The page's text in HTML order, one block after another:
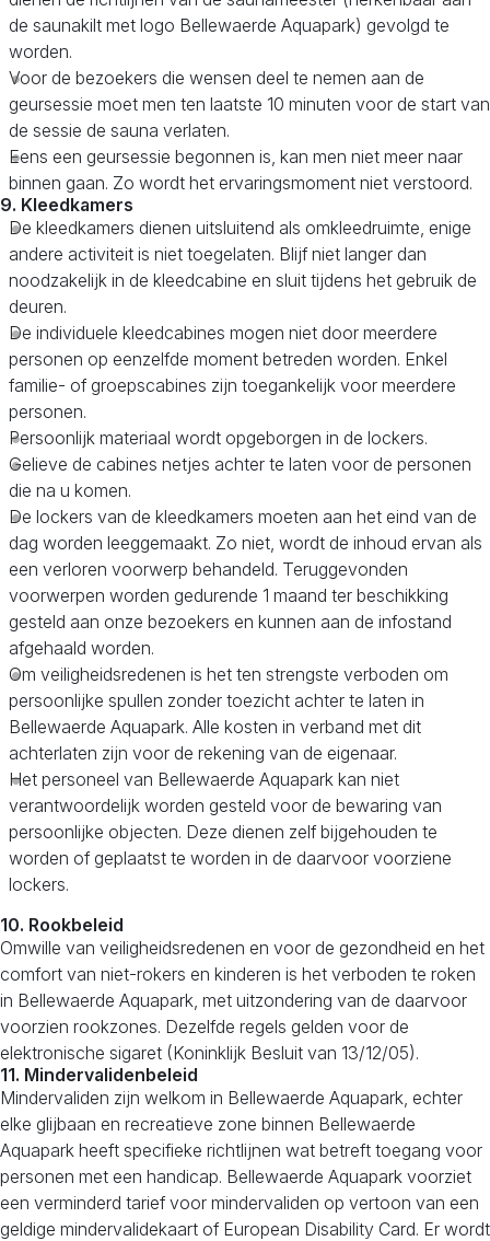
de saunakilt met logo Bellewaerde Aquapark) gevolgd te
worden.
Voor de bezoekers die wensen deel te nemen aan de
geursessie moet men ten laatste 10 minuten voor de start van
de sessie de sauna verlaten.
Eens een geursessie begonnen is, kan men niet meer naar
binnen gaan. Zo wordt het ervaringsmoment niet verstoord.
9. Kleedkamers
De kleedkamers dienen uitsluitend als omkleedruimte, enige
andere activiteit is niet toegelaten. Blijf niet langer dan
noodzakelijk in de kleedcabine en sluit tijdens het gebruik de
deuren.
De individuele kleedcabines mogen niet door meerdere
personen op eenzelfde moment betreden worden. Enkel
familie- of groepscabines zijn toegankelijk voor meerdere
personen.
Persoonlijk materiaal wordt opgeborgen in de lockers.
Gelieve de cabines netjes achter te laten voor de personen
die na u komen.
De lockers van de kleedkamers moeten aan het eind van de
dag worden leeggemaakt. Zo niet, wordt de inhoud ervan als
een verloren voorwerp behandeld. Teruggevonden
voorwerpen worden gedurende 1 maand ter beschikking
gesteld aan onze bezoekers en kunnen aan de infostand
afgehaald worden.
Om veiligheidsredenen is het ten strengste verboden om
persoonlijke spullen zonder toezicht achter te laten in
Bellewaerde Aquapark. Alle kosten in verband met dit
achterlaten zijn voor de rekening van de eigenaar.
Het personeel van Bellewaerde Aquapark kan niet
verantwoordelijk worden gesteld voor de bewaring van
persoonlijke objecten. Deze dienen zelf bijgehouden te
worden of geplaatst te worden in de daarvoor voorziene
lockers.
10. Rookbeleid
Omwille van veiligheidsredenen en voor de gezondheid en het
comfort van niet-rokers en kinderen is het verboden te roken
in Bellewaerde Aquapark, met uitzondering van de daarvoor
voorzien rookzones. Dezelfde regels gelden voor de
elektronische sigaret (Koninklijk Besluit van 13/12/05).
11. Mindervalidenbeleid
Mindervaliden zijn welkom in Bellewaerde Aquapark, echter
elke glijbaan en recreatieve zone binnen Bellewaerde
Aquapark heeft specifieke richtlijnen wat betreft toegang voor
personen met een handicap. Bellewaerde Aquapark voorziet
een verminderd tarief voor mindervaliden op vertoon van een
geldige mindervalidekaart of European Disability Card. Er wordt